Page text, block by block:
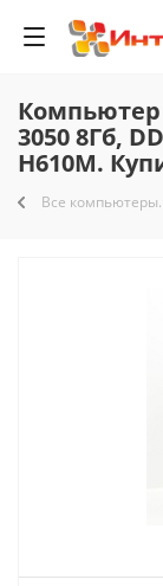
Компьютер
3050 8Гб,
H610M.
Все